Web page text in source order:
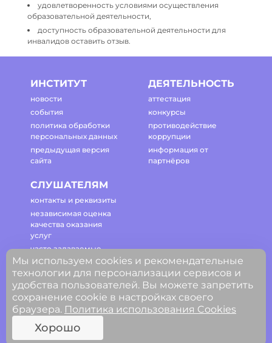
удовлетворенность условиями осуществления
образовательной деятельности,
доступность образовательной деятельности для
инвалидов оставить отзыв.
ИНСТИТУТ
новости
события
политика обработки
персональных данных
предыдущая версия
сайта
ДЕЯТЕЛЬНОСТЬ
аттестация
конкурсы
противодействие
коррупции
информация от
партнёров
СЛУШАТЕЛЯМ
контакты и реквизиты
независимая оценка
качества оказания
услуг
часто задаваемые
вопросы
регламент работы
сайта
© ГАОУ ДПО Свердловской области
«Институт развития образования»
Мы используем cookies и рекомендательные
технологии для персонализации сервисов и
удобства пользователей. Вы можете запретить
сохранение cookie в настройках своего
браузера. Политика использования Cookies
Хорошо